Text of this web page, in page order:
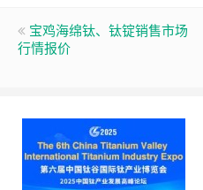
宝鸡海绵钛、钛锭销售市场
行情报价